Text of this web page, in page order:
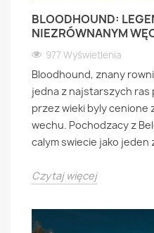
BLOODHOUND:
NIEZRÓWNANYM
977 Wyświetlenia
Bloodhound, znany
jedna z najstarszych ras
przez wieki byly cenione
wechu. Pochodzacy z
calym swiecie jako
Czytaj więcej